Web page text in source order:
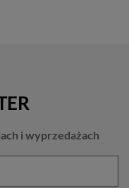
i wyprzedażach